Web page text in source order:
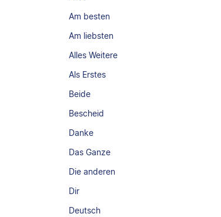
Am besten
Am liebsten
Alles Weitere
Als Erstes
Beide
Bescheid
Danke
Das Ganze
Die anderen
Dir
Deutsch